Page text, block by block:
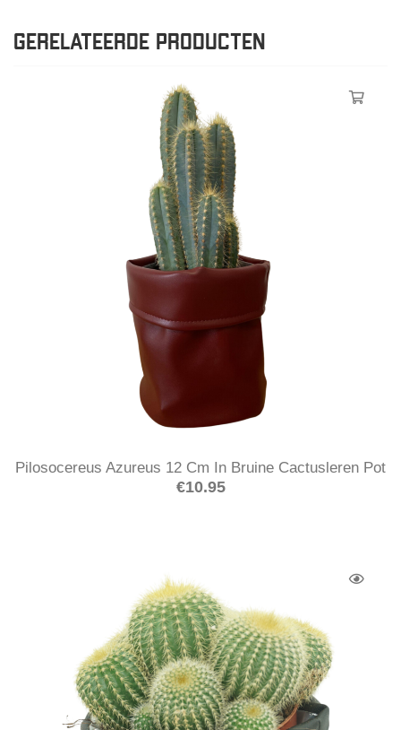
GERELATEERDE PRODUCTEN
Pilosocereus Azureus 12 Cm In Bruine Cactusleren Pot
€10.95